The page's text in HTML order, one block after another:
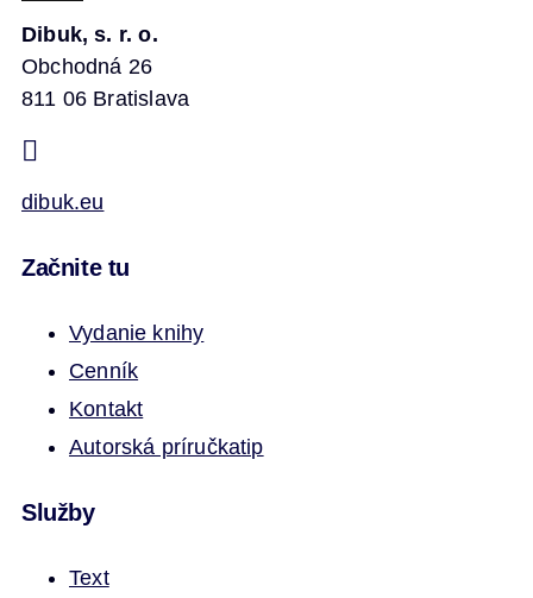
Dibuk, s. r. o.
Obchodná 26
811 06 Bratislava
dibuk.eu
Začnite tu
Vydanie knihy
Cenník
Kontakt
Autorská príručkatip
Služby
Text